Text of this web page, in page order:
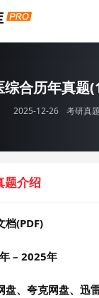
合历年真题
2025-12-26 考研真题
题介绍
档(PDF)
– 2025年
盘、夸克网盘、迅